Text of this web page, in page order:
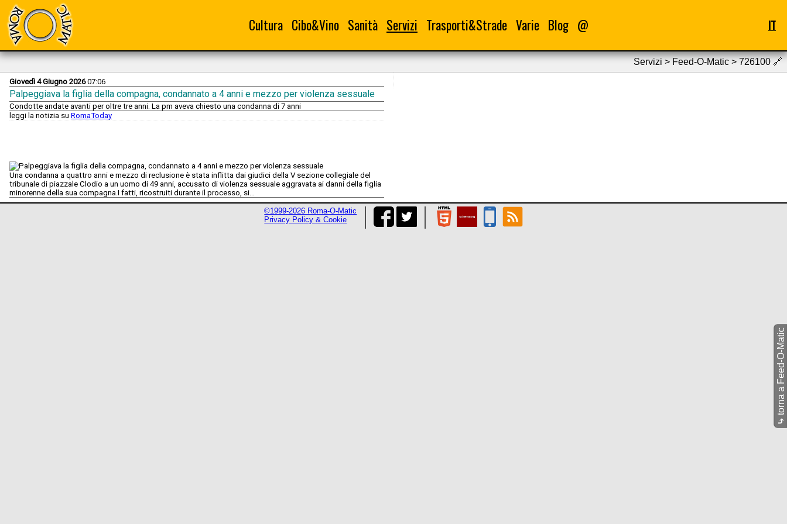
Cultura Cibo&Vino Sanità Servizi Trasporti&Strade Varie Blog @ IT
Servizi > Feed-O-Matic > 726100 🔗
Giovedì 4 Giugno 202607:06
Palpeggiava la figlia della compagna, condannato a 4 anni e mezzo per violenza sessuale
Condotte andate avanti per oltre tre anni. La pm aveva chiesto una condanna di 7 anni
leggi la notizia su RomaToday
Una condanna a quattro anni e mezzo di reclusione è stata inflitta dai giudici della V sezione collegiale del
tribunale di piazzale Clodio a un uomo di 49 anni, accusato di violenza sessuale aggravata ai danni della figlia
minorenne della sua compagna.I fatti, ricostruiti durante il processo, si...
⤷
torna a Feed-O-Matic
©1999-2026 Roma-O-Matic
Privacy Policy & Cookie